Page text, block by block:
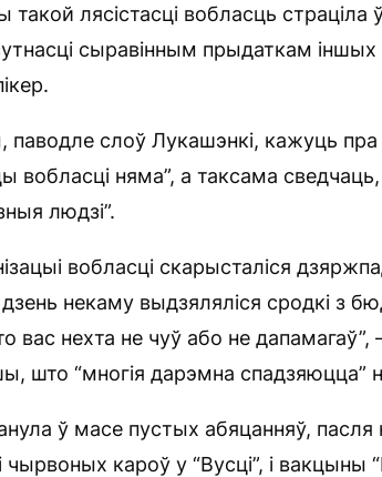
лясістасці вобласць страціла
сыравінным прыдаткам іншых
слоў Лукашэнкі, кажуць пра
вобласці няма”, а таксама сведчаць,
людзі”.
вобласці скарысталіся
некаму выдзяляліся сродкі з
вас нехта не чуў або не
што “многія дарэмна спадзяюцца”
ў масе пустых абяцанняў,
кароў у “Вусці”, і вакцыны